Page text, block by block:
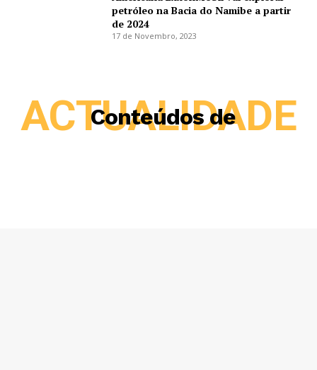
petróleo na Bacia do Namibe a partir
de 2024
17 de Novembro, 2023
Conteúdos de
ACTUALIDADE